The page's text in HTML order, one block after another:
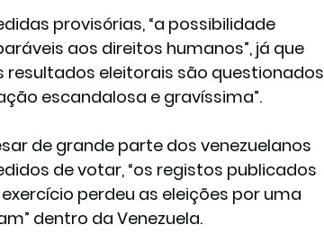
provisórias, “a possibilidade
​​aos direitos humanos”, já que
resultados eleitorais são questionados
escandalosa e gravíssima”.
de grande parte dos venezuelanos
de votar, “os registos publicados
perdeu as eleições por uma
dentro da Venezuela.